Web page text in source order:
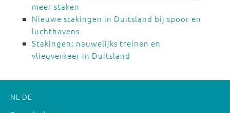
meer staken
Nieuwe stakingen in Duitsland bij spoor en
luchthavens
Stakingen: nauwelijks treinen en
vliegverkeer in Duitsland
NL DE